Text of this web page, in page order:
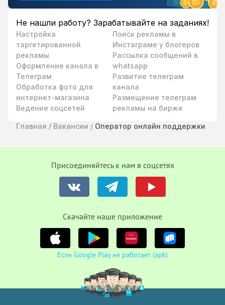
Не нашли работу? Зарабатывайте на заданиях!
Настройка
таргетированной
рекламы
Оформление канала в
Телеграм
Обработка фото для
интернет-магазина
Ведение соцсетей
Поиск рекламы в
Инстаграме у блогеров
Рассылка сообщений в
whatsapp
Развитие телеграм
канала
Размещение телеграм
рекламы на бирже
Главная / Вакансии / Оператор онлайн поддержки
Присоединяйтесь к нам в соцсетях
Cкачайте наше приложение
Если Google Play не работает (apk)